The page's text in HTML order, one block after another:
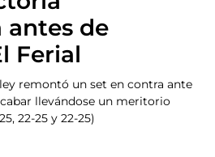
antes de
Ferial
remontó un set en contra ante
llevándose un meritorio
22-25 y 22-25)